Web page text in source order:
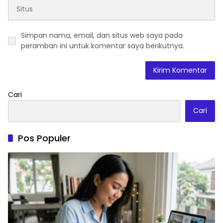
Simpan nama, email, dan situs web saya pada
peramban ini untuk komentar saya berikutnya.
Cari
Cari
Pos Populer